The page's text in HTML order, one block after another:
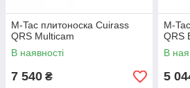
M-Tac плитоноска Cuirass
QRS Multicam
В наявності
7 540 ₴
M-
QRS
В
5